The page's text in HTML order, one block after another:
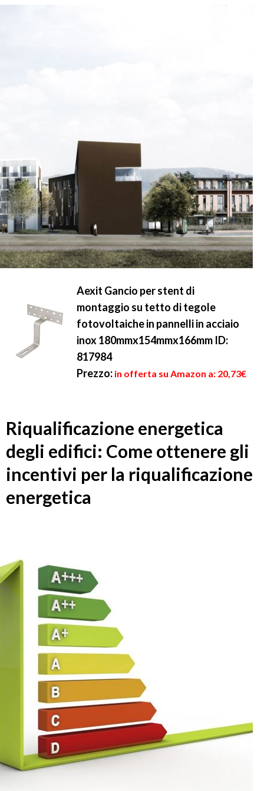
Aexit Gancio per stent di
montaggio su tetto di tegole
fotovoltaiche in pannelli in acciaio
inox 180mmx154mmx166mm ID:
817984
Prezzo: in offerta su Amazon a: 20,73€
Riqualificazione energetica
degli edifici: Come ottenere gli
incentivi per la riqualificazione
energetica